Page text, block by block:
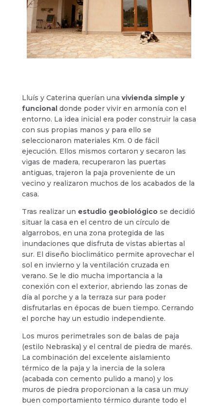
Lluís y Caterina querían una vivienda simple y
funcional donde poder vivir en armonía con el
entorno. La idea inicial era poder construir la casa
con sus propias manos y para ello se
seleccionaron materiales Km. 0 de fácil
ejecución. Ellos mismos cortaron y secaron las
vigas de madera, recuperaron las puertas
antiguas, trajeron la paja proveniente de un
vecino y realizaron muchos de los acabados de la
casa.
Tras realizar un estudio geobiológicose decidió
situar la casa en el centro de un círculo de
algarrobos, en una zona protegida de las
inundaciones que disfruta de vistas abiertas al
sur. El diseño bioclimático permite aprovechar el
sol en invierno y la ventilación cruzada en
verano. Se le dio mucha importancia a la
conexión con el exterior, abriendo las zonas de
día al porche y a la terraza sur para poder
disfrutarlas en épocas de buen tiempo. Cerrando
el porche hay un estudio independiente.
Los muros perimetrales son de balas de paja
(estilo Nebraska) y el central de piedra de marés.
La combinación del excelente aislamiento
térmico de la paja y la inercia de la solera
(acabada con cemento pulido a mano) y los
muros de piedra proporcionan a la casa un muy
buen comportamiento térmico durante todo el